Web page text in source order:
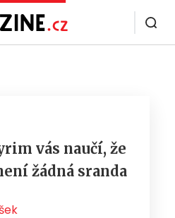
vás naučí, že
žádná sranda